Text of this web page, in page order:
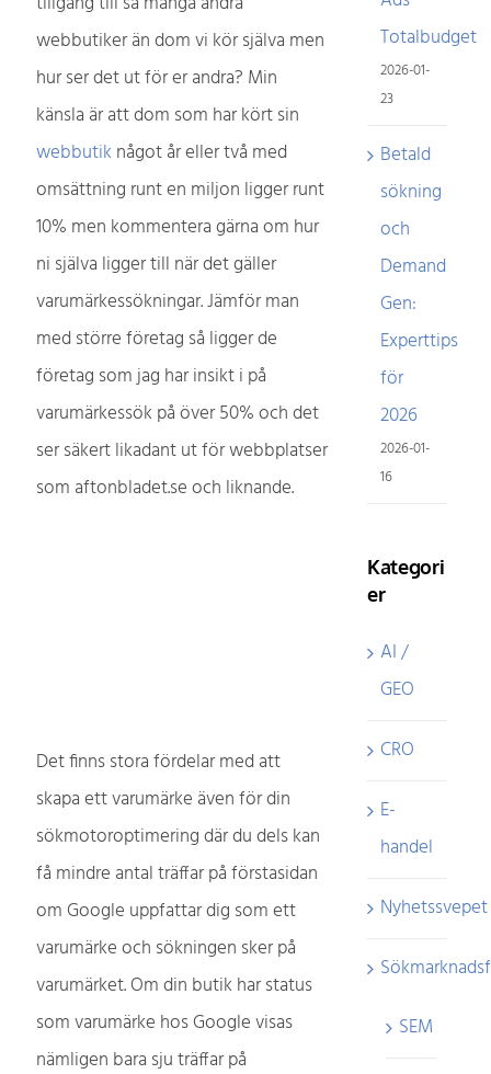
webbutiker än dom vi kör själva men
hur ser det ut för er andra? Min
känsla är att dom som har kört sin
webbutiknågot år eller två med
omsättning runt en miljon ligger runt
10% men kommentera gärna om hur
ni själva ligger till när det gäller
varumärkessökningar. Jämför man
med större företag så ligger de
företag som jag har insikt i på
varumärkessök på över 50% och det
ser säkert likadant ut för webbplatser
som aftonbladet.se och liknande.
Det finns stora fördelar med att
skapa ett varumärke även för din
sökmotoroptimering där du dels kan
få mindre antal träffar på förstasidan
om Google uppfattar dig som ett
varumärke och sökningen sker på
varumärket. Om din butik har status
som varumärke hos Google visas
nämligen bara sju träffar på
Totalbudget
2026-01-
23
Betald
sökning
och
Demand
Gen:
Experttips
för
2026
2026-01-
16
Kategori
er
AI /
GEO
CRO
E-
handel
Nyhetssvepet
SEM